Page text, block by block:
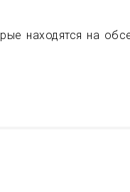
находятся на